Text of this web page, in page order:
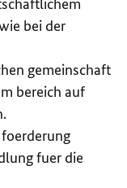
bei der
gemeinschaft
bereich auf
fuer die